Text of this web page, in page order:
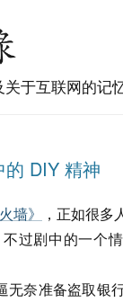
于互联网的记
的 DIY 精神
墙》
，正如很
过剧中的一个
无奈准备盗取银